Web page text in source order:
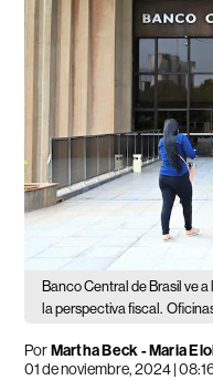
Banco Central de Brasil ve
la perspectiva fiscal.
PorMartha Beck - Maria
01 de noviembre, 2024 |